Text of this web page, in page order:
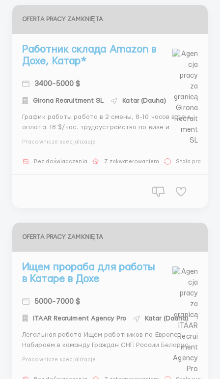
OFERTA PRACY ZAMKNIĘTA
Работник склада Amazon в
Дохе, Катар*
3400-5000 $
Girona Recruitment SL Katar (Dauha)
График работы работа в 2 смены, 8-10 часов в день;
оплата: 18 $/час. трудоустройство по визе и
выполненной работы; 200-240 рабочих часов в
Pracownicze specjalizacje
Bez doświadczenia Z zakwaterowaniem Stała praca
OFERTA PRACY ZAMKNIĘTA
Ищем прораба для работы
в Катаре в Дохе
5000-7000 $
ITAAR Recruiment Agency Pro Katar (Dauha)
Легальная работа Ищем работников по Европе
Набираем в команду Граждан СНГ: России Беларусь
Казахстана Кыргызстана Азербайджана Топ условия
по жильё и питанию , авиабилеты от работодателя
Pracownicze specjalizacje